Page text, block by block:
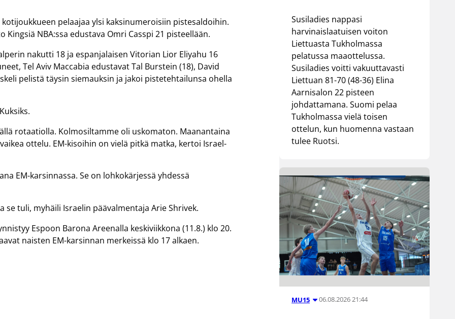
pelaajaa ylsi kaksinumeroisiin pistesaldoihin.
NBA:ssa edustava Omri Casspi 21 pisteellään.
nakutti 18 ja espanjalaisen Vitorian Lior Eliyahu 16
Tel Aviv Maccabia edustavat Tal Burstein (18), David
pelistä täysin siemauksin ja jakoi pistetehtailunsa ohella
rotaatiolla. Kolmosiltamme oli uskomaton. Maanantaina
ottelu. EM-kisoihin on vielä pitkä matka, kertoi Israel-
EM-karsinnassa. Se on lohkokärjessä yhdessä
tuli, myhäili Israelin päävalmentaja Arie Shrivek.
Espoon Barona Areenalla keskiviikkona (11.8.) klo 20.
naisten EM-karsinnan merkeissä klo 17 alkaen.
Susiladies nappasi
harvinaislaatuisen voiton
Liettuasta Tukholmassa
pelatussa maaottelussa.
Susiladies voitti vakuuttavasti
Liettuan 81-70 (48-36) Elina
Aarnisalon 22 pisteen
johdattamana. Suomi pelaa
Tukholmassa vielä toisen
ottelun, kun huomenna vastaan
tulee Ruotsi.
MU15 06.08.2026 21:44